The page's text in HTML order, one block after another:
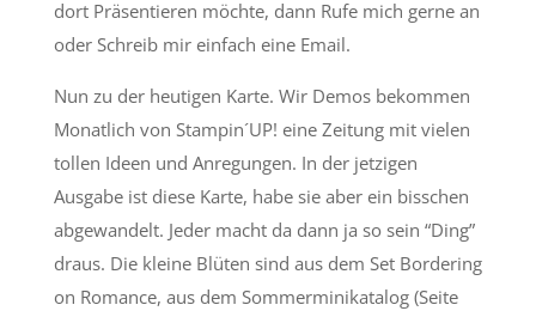
dort Präsentieren möchte, dann Rufe mich gerne an
oder Schreib mir einfach eine Email.
Nun zu der heutigen Karte. Wir Demos bekommen
Monatlich von Stampin´UP! eine Zeitung mit vielen
tollen Ideen und Anregungen. In der jetzigen
Ausgabe ist diese Karte, habe sie aber ein bisschen
abgewandelt. Jeder macht da dann ja so sein “Ding”
draus. Die kleine Blüten sind aus dem Set Bordering
on Romance, aus dem Sommerminikatalog (Seite